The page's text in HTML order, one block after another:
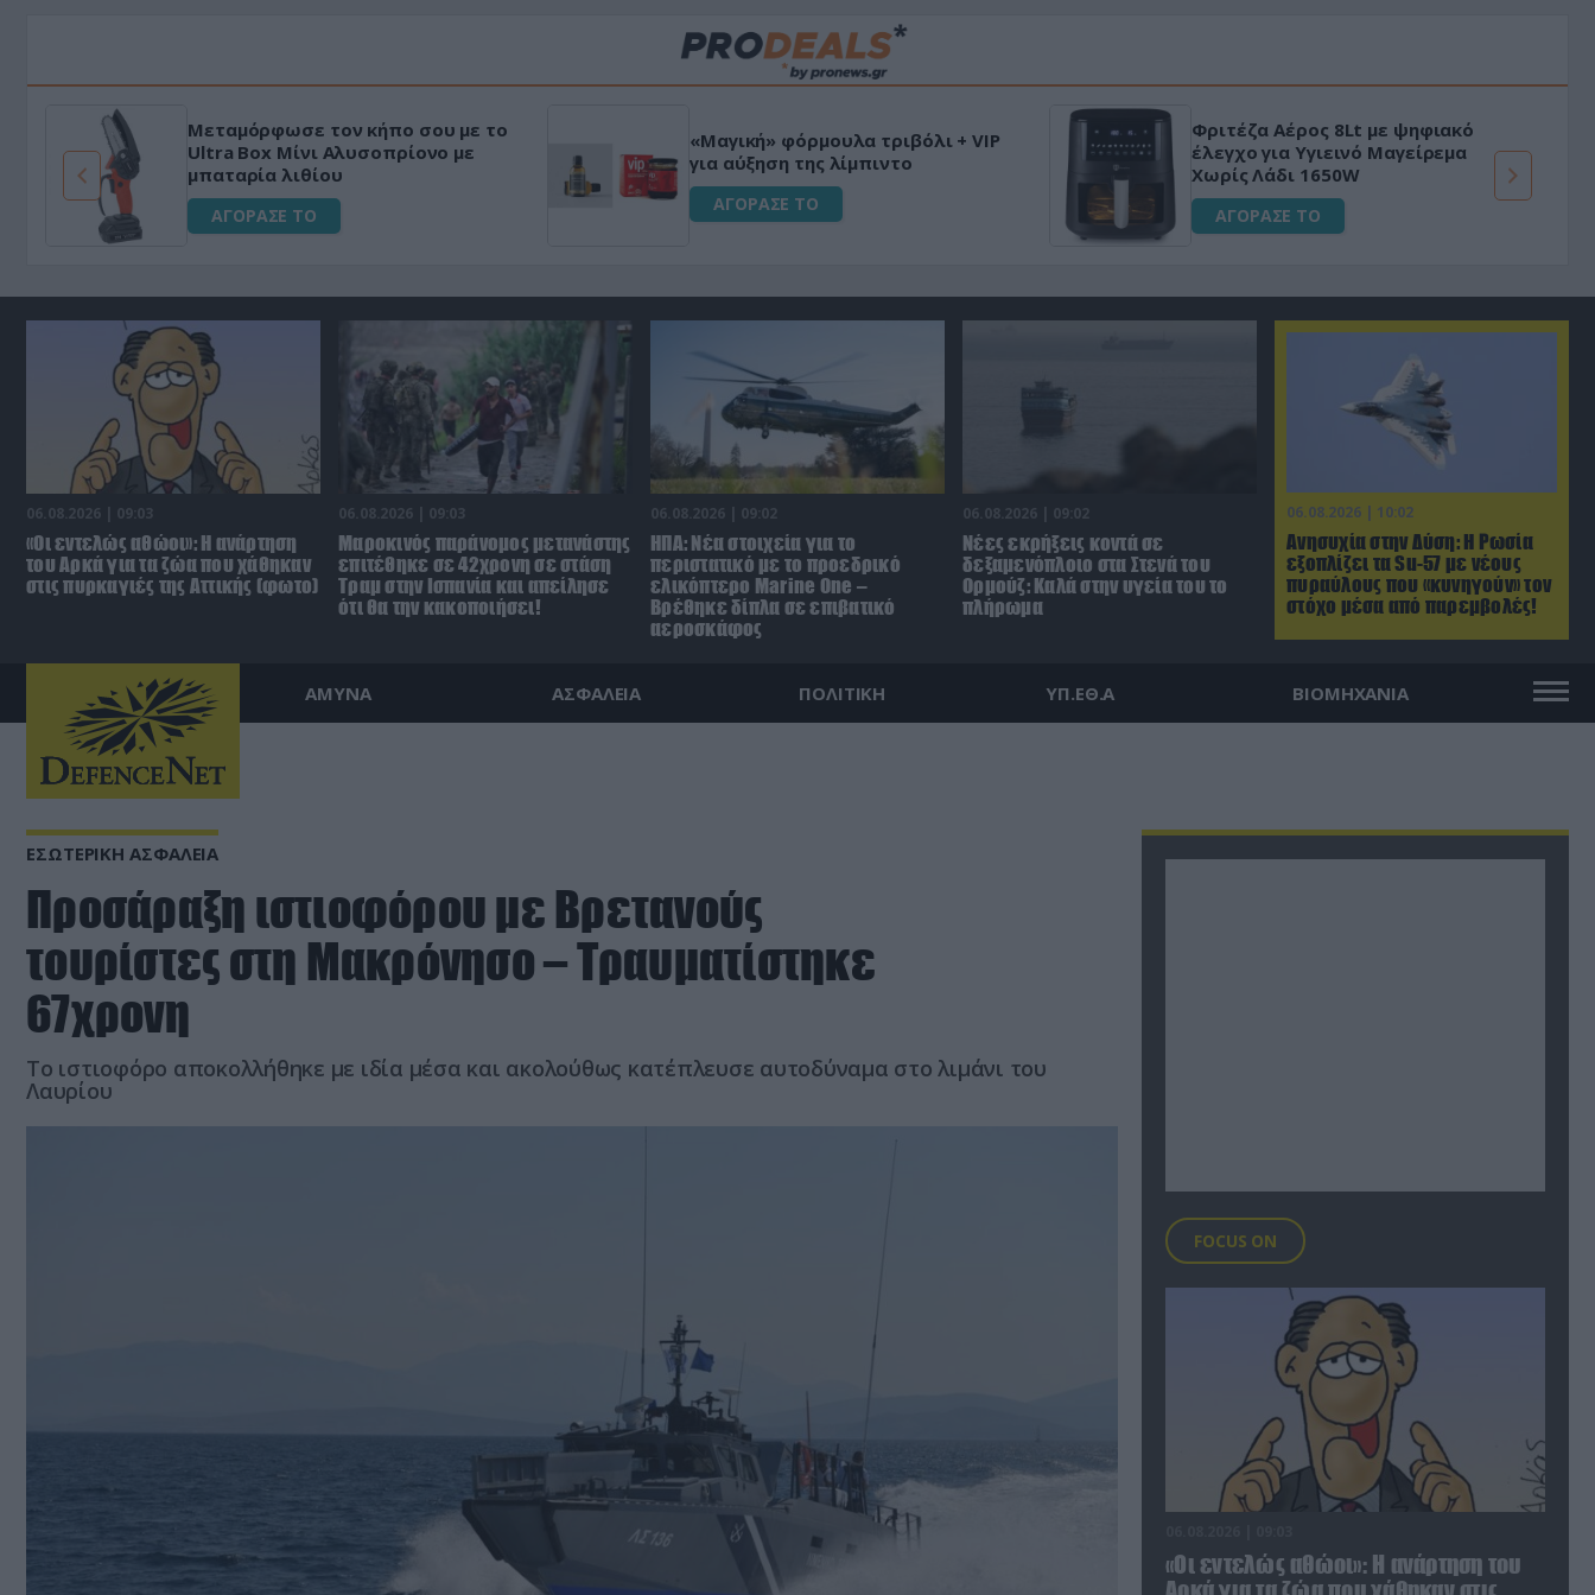
Μεταμόρφωσε τον κήπο σου με το
Ultra Box Μίνι Αλυσοπρίονο με
μπαταρία λιθίου
ΑΓΟΡΑΣΕ ΤΟ
«Μαγική» φόρμουλα τριβόλι + VIP
για αύξηση της λίμπιντο
ΑΓΟΡΑΣΕ ΤΟ
Φριτέζα Αέρος 8Lt με ψηφιακό
έλεγχο για Υγιεινό Μαγείρεμα
Χωρίς Λάδι 1650W
ΑΓΟΡΑΣΕ ΤΟ
06.08.2026 | 10:02
Ανησυχία στην Δύση: H Ρωσία
εξοπλίζει τα Su-57 με νέους
πυραύλους που «κυνηγούν» τον
στόχο μέσα από παρεμβολές!
06.08.2026 | 09:03
«Οι εντελώς αθώοι»: Η ανάρτηση
του Αρκά για τα ζώα που χάθηκαν
στις πυρκαγιές της Αττικής (φωτο)
06.08.2026 | 09:03
Μαροκινός παράνομος μετανάστης
επιτέθηκε σε 42χρονη σε στάση
Τραμ στην Ισπανία και απείλησε
ότι θα την κακοποιήσει!
06.08.2026 | 09:02
ΗΠΑ: Nέα στοιχεία για το
περιστατικό με το προεδρικό
ελικόπτερο Marine One –
Βρέθηκε δίπλα σε επιβατικό
αεροσκάφος
06.08.2026 | 09:02
Νέες εκρήξεις κοντά σε
δεξαμενόπλοιο στα Στενά του
Ορμούζ: Καλά στην υγεία του το
πλήρωμα
ΑΜΥΝΑ ΑΣΦΑΛΕΙΑ ΠΟΛΙΤΙΚΗ ΥΠ.ΕΘ.Α ΒΙΟΜΗΧΑΝΙΑ
ΕΣΩΤΕΡΙΚΗ ΑΣΦΑΛΕΙΑ
Προσάραξη ιστιοφόρου με Βρετανούς
τουρίστες στη Μακρόνησο – Τραυματίστηκε
67χρονη
Το ιστιοφόρο αποκολλήθηκε με ιδία μέσα και ακολούθως κατέπλευσε αυτοδύναμα στο λιμάνι του
Λαυρίου
FOCUS ON
«Οι εντελώς αθώοι»: Η ανάρτηση του